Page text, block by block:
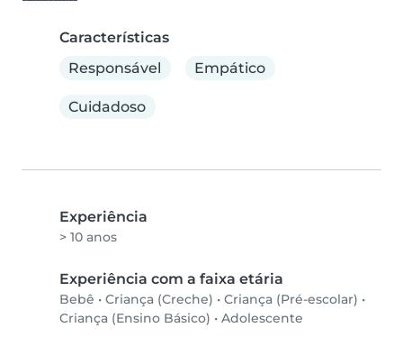
Características
Responsável
Empático
Cuidadoso
Experiência
> 10 anos
Experiência com a faixa etária
Bebê • Criança (Creche) • Criança (Pré-escolar) •
Criança (Ensino Básico) • Adolescente